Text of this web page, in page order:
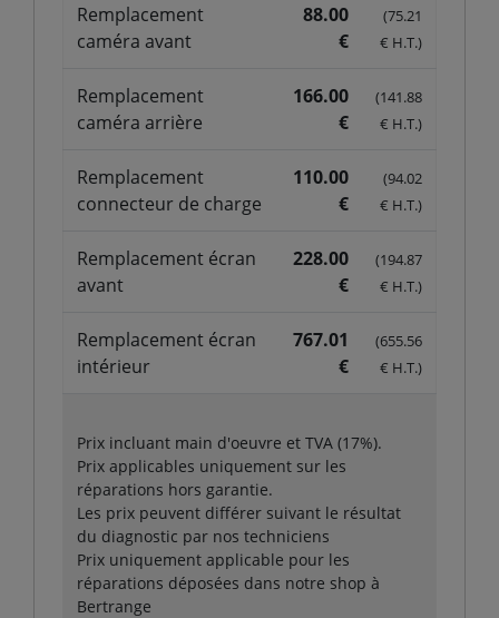
Remplacement
caméra avant
88.00
€
(75.21
€ H.T.)
Remplacement
caméra arrière
166.00
€
(141.88
€ H.T.)
Remplacement
connecteur de charge
110.00
€
(94.02
€ H.T.)
Remplacement écran
avant
228.00
€
(194.87
€ H.T.)
Remplacement écran
intérieur
767.01
€
(655.56
€ H.T.)
Prix incluant main d'oeuvre et TVA (17%).
Prix applicables uniquement sur les
réparations hors garantie.
Les prix peuvent différer suivant le résultat
du diagnostic par nos techniciens
Prix uniquement applicable pour les
réparations déposées dans notre shop à
Bertrange